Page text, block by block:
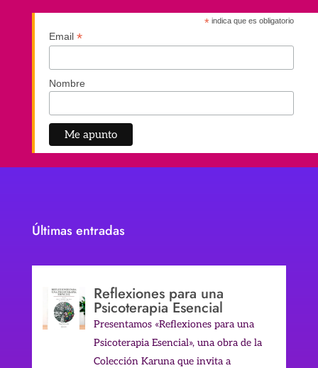
* indica que es obligatorio
Email *
Nombre
Últimas entradas
Reflexiones para una
Psicoterapia Esencial
Presentamos «Reflexiones para una
Psicoterapia Esencial», una obra de la
Colección Karuna que invita a